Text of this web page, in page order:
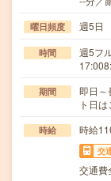
曜日頻度 週5日
時間
週5フ
期間
即日
ト日
時給 時給
交
交通費